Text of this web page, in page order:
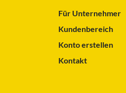
Für Unternehmer
Kundenbereich
Konto erstellen
Kontakt